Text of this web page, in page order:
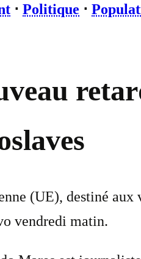
⋅ Politique ⋅
(UE), destiné
vendredi matin.